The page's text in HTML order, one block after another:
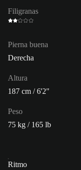
Filigranas
Pierna buena
Derecha
Altura
187 cm / 6'2"
Peso
75 kg / 165 lb
Ritmo